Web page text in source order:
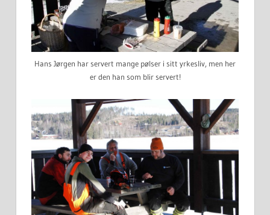
Hans Jørgen har servert mange pølser i sitt yrkesliv, men her
er den han som blir servert!